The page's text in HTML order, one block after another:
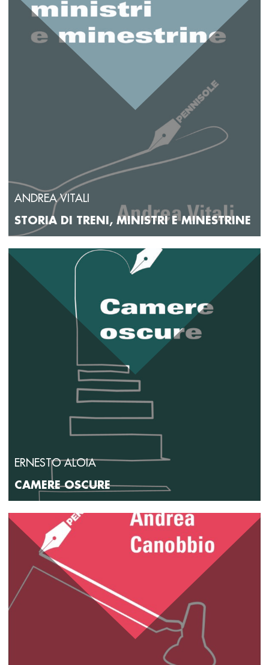
ANDREA VITALI
STORIA DI TRENI, MINISTRI E MINESTRINE
ERNESTO ALOIA
CAMERE OSCURE